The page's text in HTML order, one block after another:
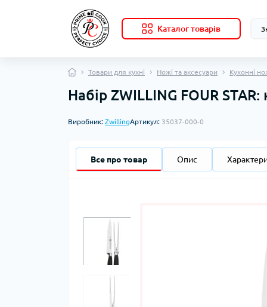
Каталог товарів
Товари для кухні Ножі та аксесуари Кухонні
Набір ZWILLING FOUR
Виробник: ZwillingАртикул: 35037-000-0
Все про товар Опис